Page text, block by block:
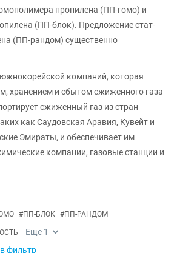
пропилена (ПП-гомо) и
(ПП-блок). Предложение стат-
(ПП-рандом) существенно
южнокорейской компаний, которая
хранением и сбытом сжиженного газа
сжиженный газ из стран
как Саудовская Аравия, Кувейт и
Эмираты, и обеспечивает им
компании, газовые станции и
#ПП-БЛОК #ПП-РАНДОМ
Еще 1
фильтр